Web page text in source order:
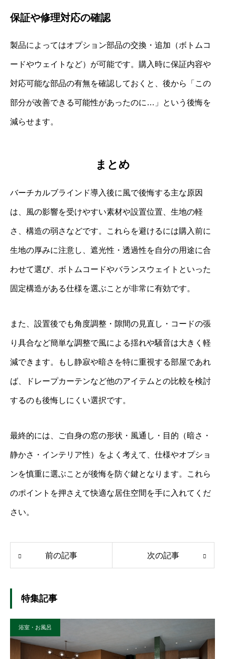
保証や修理対応の確認
製品によってはオプション部品の交換・追加（ボトムコ
ードやウェイトなど）が可能です。購入時に保証内容や
対応可能な部品の有無を確認しておくと、後から「この
部分が改善できる可能性があったのに…」という後悔を
減らせます。
まとめ
バーチカルブラインド導入後に風で後悔する主な原因
は、風の影響を受けやすい素材や設置位置、生地の軽
さ、構造の弱さなどです。これらを避けるには購入前に
生地の厚みに注意し、遮光性・透過性を自分の用途に合
わせて選び、ボトムコードやバランスウェイトといった
固定構造がある仕様を選ぶことが非常に有効です。
また、設置後でも角度調整・隙間の見直し・コードの張
り具合など簡単な調整で風による揺れや騒音は大きく軽
減できます。もし静寂や暗さを特に重視する部屋であれ
ば、ドレープカーテンなど他のアイテムとの比較を検討
するのも後悔しにくい選択です。
最終的には、ご自身の窓の形状・風通し・目的（暗さ・
静かさ・インテリア性）をよく考えて、仕様やオプショ
ンを慎重に選ぶことが後悔を防ぐ鍵となります。これら
のポイントを押さえて快適な居住空間を手に入れてくだ
さい。
前の記事 次の記事
特集記事
浴室・お風呂